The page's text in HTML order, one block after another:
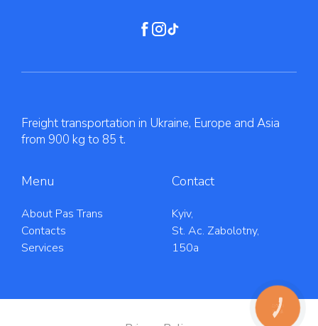
Freight transportation in Ukraine, Europe and Asia
from 900 kg to 85 t.
Menu
About Pas Trans
Contacts
Services
Contact
Kyiv,
St. Ac. Zabolotny,
150a
КНОПКА
ЗВ'ЯЗКУ